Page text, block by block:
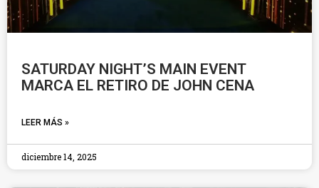
SATURDAY NIGHT’S MAIN EVENT
MARCA EL RETIRO DE JOHN CENA
LEER MÁS »
diciembre 14, 2025